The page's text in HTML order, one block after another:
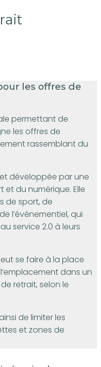
les offres de
permettant de
les offres de
rassemblant du
développée par une
du numérique. Elle
de sport, de
l’événementiel, qui
service 2.0 à leurs
se faire à la place
dans un
retrait, selon le
de limiter les
et zones de